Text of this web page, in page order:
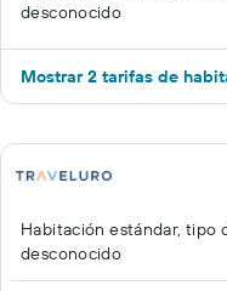
desconocido
Mostrar 2 tarifas de
Habitación estándar, tipo
desconocido